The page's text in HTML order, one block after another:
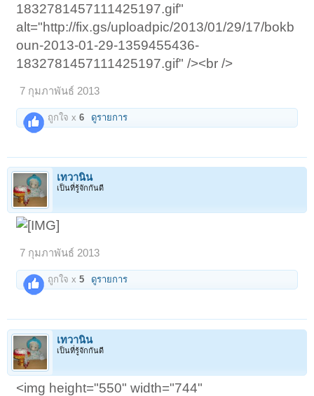
1832781457111425197.gif"
alt="http://fix.gs/uploadpic/2013/01/29/17/bokb
oun-2013-01-29-1359455436-
1832781457111425197.gif" /><br />
7 กุมภาพันธ์ 2013
ถูกใจ x6 ดูรายการ
เทวานิน
เป็นที่รู้จักกันดี
7 กุมภาพันธ์ 2013
ถูกใจ x5 ดูรายการ
เทวานิน
เป็นที่รู้จักกันดี
<img height="550" width="744"